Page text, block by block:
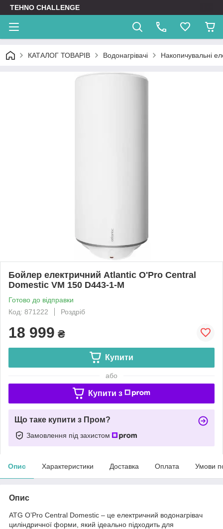
TEHNO CHALLENGE
КАТАЛОГ ТОВАРІВ Водонагрівачі Накопичувальні
Бойлер електричний Atlantic O'Pro Central
Domestic VM 150 D443-1-M
Готово до відправки
Код: 871222
Роздріб
18 999 ₴
Купити
або
Купити з
Що таке купити з Пром?
Замовлення під захистом
Опис Характеристики Доставка Оплата Умови
Опис
ATG O’Pro Central Domestic – це електричний водонагрівач
циліндричної форми, який ідеально підходить для